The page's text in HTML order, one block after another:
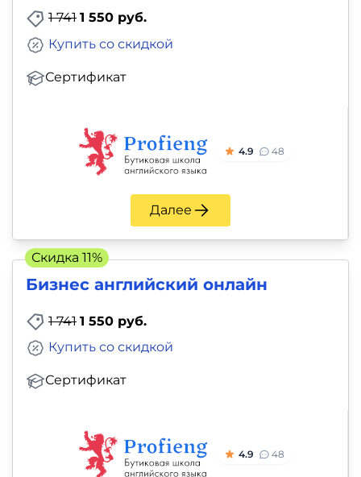
1 741 1 550 руб.
Сертификат
Купить со скидкой
4.9 48
Далее
Бизнес английский онлайн
1 741 1 550 руб.
Сертификат
Купить со скидкой
4.9 48
Скидка 11%